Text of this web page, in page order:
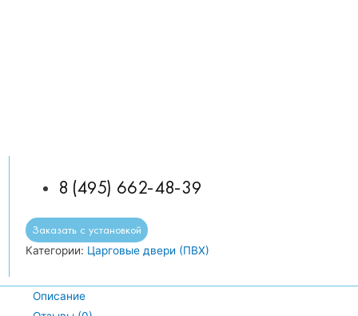
8 (495) 662-48-39
Заказать с установкой
Категории: Царговые двери (ПВХ)
Описание